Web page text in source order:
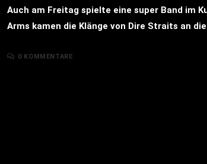
Auch am Freitag spielte eine super Band im
Arms kamen die Klänge von Dire Straits an
0 KOMMENTARE